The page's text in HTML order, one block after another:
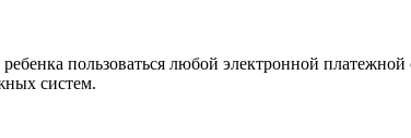
пользоваться любой электронной
систем.